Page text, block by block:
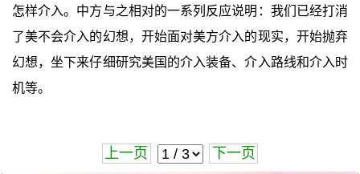
怎样介入。中方与之相对的一系列反应说明：我们已经打消
了美不会介入的幻想，开始面对美方介入的现实，开始抛弃
幻想，坐下来仔细研究美国的介入装备、介入路线和介入时
机等。
上一页 下一页